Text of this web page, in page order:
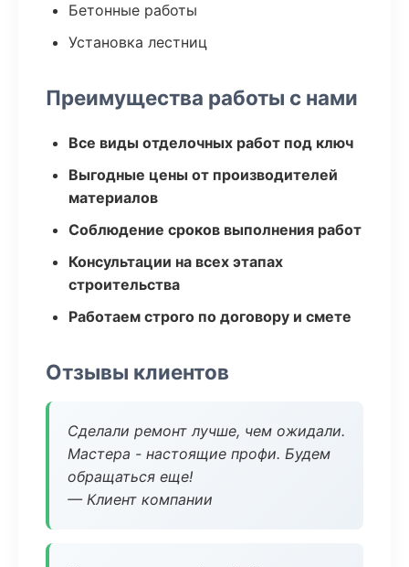
Бетонные работы
Установка лестниц
Преимущества работы с нами
Все виды отделочных работ под ключ
Выгодные цены от производителей
материалов
Соблюдение сроков выполнения работ
Консультации на всех этапах
строительства
Работаем строго по договору и смете
Отзывы клиентов
Сделали ремонт лучше, чем ожидали.
Мастера - настоящие профи. Будем
обращаться еще!
— Клиент компании